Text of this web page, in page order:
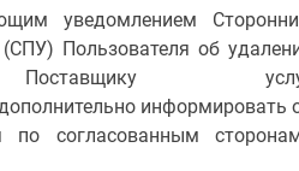
уведомлением
Пользователя об
информировать
по согласованным